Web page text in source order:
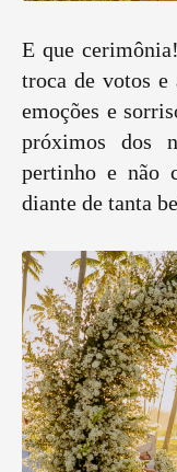
E que
troca de votos e
emoções e
próximos dos
pertinho e não
diante de tanta